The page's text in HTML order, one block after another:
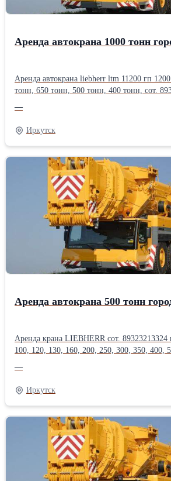
Аренда автокрана 1000 тонн
Аренда автокрана liebherr ltm 11200 гп
тонн, 650 тонн, 500 тонн, 400 тонн, сот.
подача техники, опыт монтажа
нефтегазовой, энергетической, химической,
промышленности.Производитель: Liebherr
—
Иркутск
Аренда автокрана 500 тонн
Аренда крана LIEBHERR сот. 89323213324
100, 120, 130, 160, 200, 250, 300, 350, 400,
энергетической, химической,
промышленности.Производитель: Liebherr
—
Иркутск